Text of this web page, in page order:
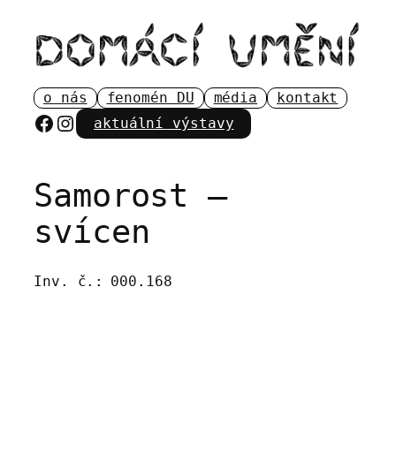
obsah
o nás fenomén DU média kontakt
Facebook
Instagram
aktuální výstavy
Samorost –
svícen
Inv. č.: 000.168